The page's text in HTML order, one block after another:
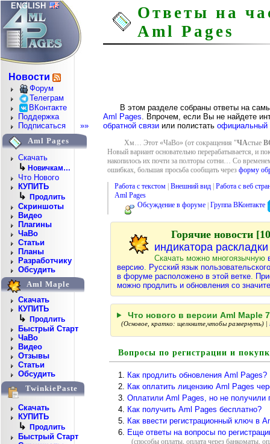
ENGLISH
Новости
Форум
Телеграм
ВКонтакте
Поддержка
Подписаться
»»
Aml Pages
Скачать
↳ Новичкам…
Что Нового
КУПИТЬ
↳ Продлить
Скриншоты
Видео
Плагины
ЧаВо
Статьи
Планы
Разработчику
Обсудить
Aml Maple
Скачать
КУПИТЬ
↳ Продлить
Быстрый Старт
ЧаВо
Видео
Отзывы
Статьи
Обсудить
TwinkiePaste
Скачать
КУПИТЬ
↳ Продлить
Быстрый Старт
Ответы на
Aml Pages
В этом разделе собраны ответы на
Aml Pages. Впрочем, если Вы не найдете
обратной связи или полистать
Хм… Этот «ЧаВо» (от сокращения "ЧАстые
Новый вариант основательно перерабатывается, и
накопилось их почти за полторы сотни… Со
ошибках, большая просьба сообщать через форму
Работа с текстом | Внешний вид | Работа с веб
Aml Pages
Обсуждение в форуме | Группа ВКонтакте
Горячие новости
индикатора
Скачать можно многоязычную
версию Русский язык
в форуме расположено в этой ветке
можно продлить и обновления со
Что нового в версии Aml Maple
(Основое, кратко: щелкните,чтобы развернуть) |
Вопросы по регистрации и
Как продлить обновления Aml Pages?
Как оплатить лицензию Aml Pages
Оплатили Aml Pages, но не получили
Как получить Aml Pages бесплатно?
Как ввести регистрационный ключ в
Еще ответы на вопросы по
(способы оплаты, оплата через банкоматы,